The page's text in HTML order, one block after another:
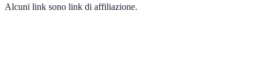
Alcuni link sono link di affiliazione.